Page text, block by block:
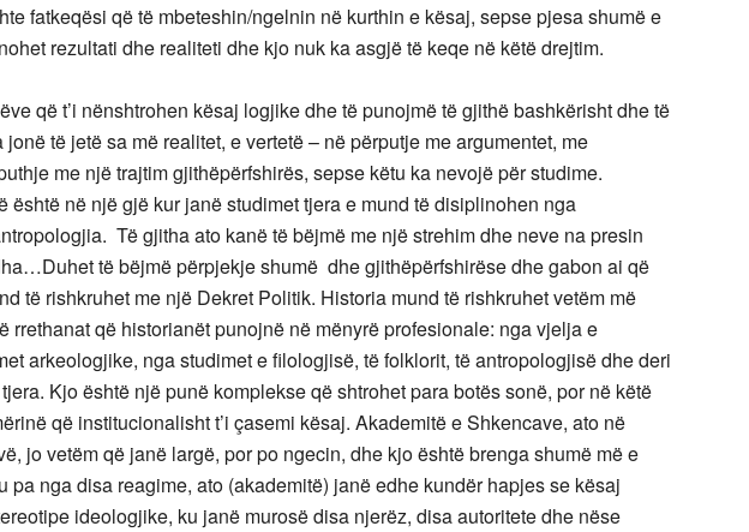
fatkeqësi që të mbeteshin/ngelnin në kurthin e kësaj, sepse pjesa shumë e
rezultati dhe realiteti dhe kjo nuk ka asgjë të keqe në këtë drejtim.
që t’i nënshtrohen kësaj logjike dhe të punojmë të gjithë bashkërisht dhe të
të jetë sa më realitet, e vertetë – në përputje me argumentet, me
me një trajtim gjithëpërfshirës, sepse këtu ka nevojë për studime.
është në një gjë kur janë studimet tjera e mund të disiplinohen nga
Të gjitha ato kanë të bëjmë me një strehim dhe neve na presin
të bëjmë përpjekje shumë dhe gjithëpërfshirëse dhe gabon ai që
të rishkruhet me një Dekret Politik. Historia mund të rishkruhet vetëm më
rrethanat që historianët punojnë në mënyrë profesionale: nga vjelja e
arkeologjike, nga studimet e filologjisë, të folklorit, të antropologjisë dhe deri
Kjo është një punë komplekse që shtrohet para botës sonë, por në këtë
që institucionalisht t’i çasemi kësaj. Akademitë e Shkencave, ato në
jo vetëm që janë largë, por po ngecin, dhe kjo është brenga shumë më e
pa nga disa reagime, ato (akademitë) janë edhe kundër hapjes se kësaj
ideologjike, ku janë murosë disa njerëz, disa autoritete dhe nëse